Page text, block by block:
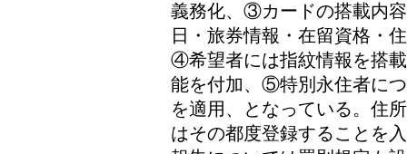
義務化、③カードの搭載内
日・旅券情報・在留資格・
④希望者には指紋情報を搭
能を付加、⑤特別永住者に
を適用、となっている。住
はその都度登録することを